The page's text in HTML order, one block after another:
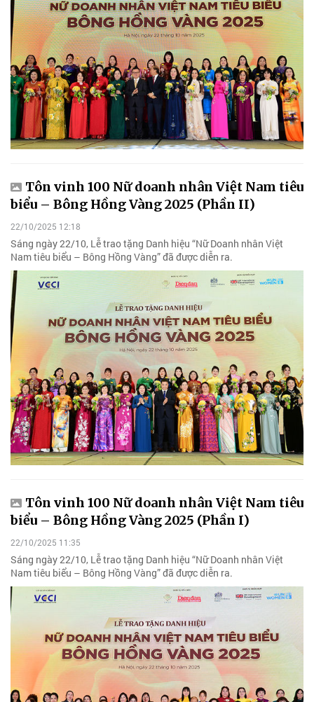
Tôn vinh 100 Nữ doanh nhân Việt Nam tiêu
biểu – Bông Hồng Vàng 2025 (Phần II)
22/10/2025 12:18
Sáng ngày 22/10, Lễ trao tặng Danh hiệu “Nữ Doanh nhân Việt
Nam tiêu biểu – Bông Hồng Vàng” đã được diễn ra.
Tôn vinh 100 Nữ doanh nhân Việt Nam tiêu
biểu – Bông Hồng Vàng 2025 (Phần I)
22/10/2025 11:35
Sáng ngày 22/10, Lễ trao tặng Danh hiệu “Nữ Doanh nhân Việt
Nam tiêu biểu – Bông Hồng Vàng” đã được diễn ra.